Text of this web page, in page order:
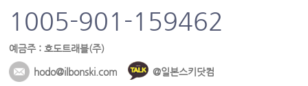
1005-901-159462
예금주 : 호도트래블(주)
hodo@ilbonski.com @일본스키닷컴